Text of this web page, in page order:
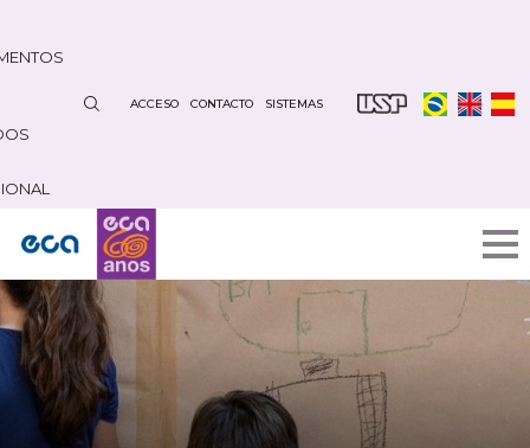
contenido
ACCESO CONTACTO SISTEMAS